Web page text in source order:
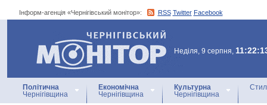
Інформ-агенція «Чернігівський монітор»: RSS Twitter Facebook
Інформ-агенція
«Чернігівський монітор»
Неділя, 9 серпня,
Політична
Чернігівщина
Економічна
Чернігівщина
Культурна
Чернігівщина